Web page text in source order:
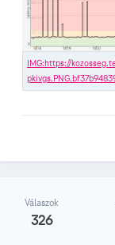
Válaszok
326